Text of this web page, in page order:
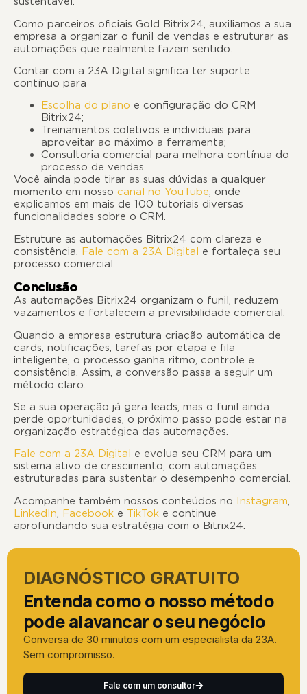
Como parceiros oficiais Gold Bitrix24, auxiliamos a sua
empresa a organizar o funil de vendas e estruturar as
automações que realmente fazem sentido.
Contar com a 23A Digital significa ter suporte
contínuo para
Escolha do plano e configuração do CRM
Bitrix24;
Treinamentos coletivos e individuais para
aproveitar ao máximo a ferramenta;
Consultoria comercial para melhora contínua do
processo de vendas.
Você ainda pode tirar as suas dúvidas a qualquer
momento em nosso canal no YouTube, onde
explicamos em mais de 100 tutoriais diversas
funcionalidades sobre o CRM.
Estruture as automações Bitrix24 com clareza e
consistência. Fale com a 23A Digital e fortaleça seu
processo comercial.
Conclusão
As automações Bitrix24 organizam o funil, reduzem
vazamentos e fortalecem a previsibilidade comercial.
Quando a empresa estrutura criação automática de
cards, notificações, tarefas por etapa e fila
inteligente, o processo ganha ritmo, controle e
consistência. Assim, a conversão passa a seguir um
método claro.
Se a sua operação já gera leads, mas o funil ainda
perde oportunidades, o próximo passo pode estar na
organização estratégica das automações.
Fale com a 23A Digital
e evolua seu CRM para um
sistema ativo de crescimento, com automações
estruturadas para sustentar o desempenho comercial.
Acompanhe também nossos conteúdos no Instagram,
LinkedIn, Facebook e TikTok e continue
aprofundando sua estratégia com o Bitrix24.
DIAGNÓSTICO GRATUITO
Entenda como o nosso método
pode alavancar o seu negócio
Conversa de 30 minutos com um especialista da 23A.
Sem compromisso.
Fale com um consultor